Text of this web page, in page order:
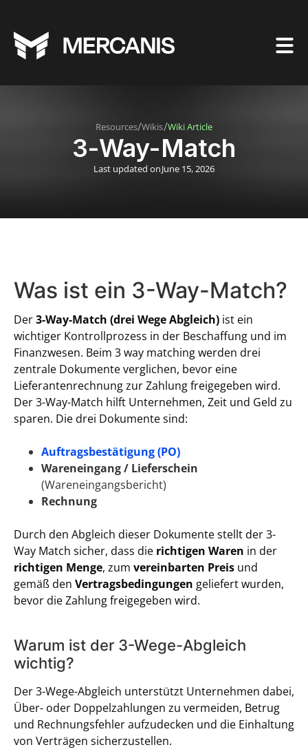
Resources/Wikis/Wiki Article
3-Way-Match
Last updated onJune 15, 2026
Was ist ein 3-Way-Match?
Der3-Way-Match (drei Wege Abgleich) ist ein
wichtiger Kontrollprozess in der Beschaffung und im
Finanzwesen. Beim 3 way matching werden drei
zentrale Dokumente verglichen, bevor eine
Lieferantenrechnung zur Zahlung freigegeben wird.
Der 3-Way-Match hilft Unternehmen, Zeit und Geld zu
sparen. Die drei Dokumente sind:
Auftragsbestätigung (PO)
Wareneingang / Lieferschein
(Wareneingangsbericht)
Rechnung
Durch den Abgleich dieser Dokumente stellt der 3-
Way Match sicher, dass die richtigen Waren in der
richtigen Menge, zum vereinbarten Preis und
gemäß den Vertragsbedingungen geliefert wurden,
bevor die Zahlung freigegeben wird.
Warum ist der 3-Wege-Abgleich
wichtig?
Der 3-Wege-Abgleich unterstützt Unternehmen dabei,
Über- oder Doppelzahlungen zu vermeiden, Betrug
und Rechnungsfehler aufzudecken und die Einhaltung
von Verträgen sicherzustellen.